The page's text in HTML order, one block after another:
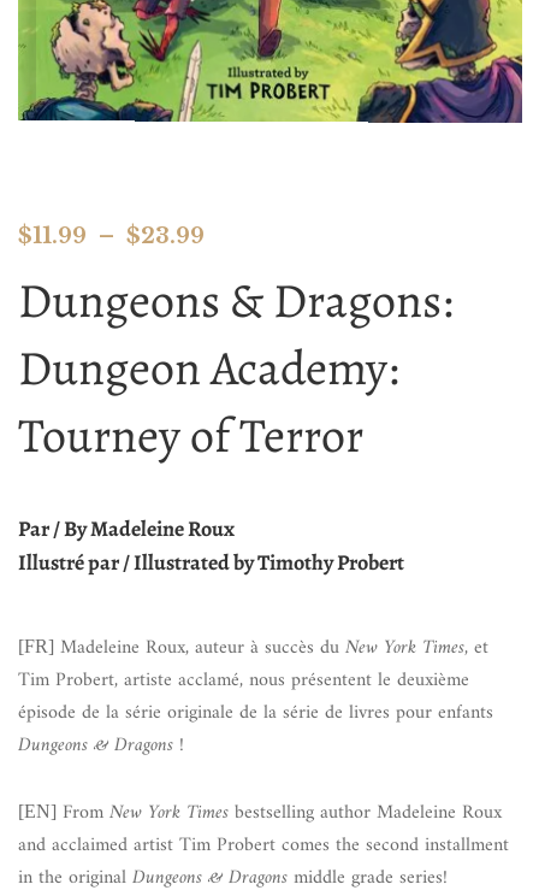
$11.99 – $23.99
Dungeons & Dragons:
Dungeon Academy:
Tourney of Terror
Par / By Madeleine Roux
Illustré par / Illustrated by Timothy Probert
[FR] Madeleine Roux, auteur à succès duNew York Times, et
Tim Probert, artiste acclamé, nous présentent le deuxième
épisode de la série originale de la série de livres pour enfants
Dungeons & Dragons !
[EN] FromNew York Timesbestselling author Madeleine Roux
and acclaimed artist Tim Probert comes the second installment
in the originalDungeons & Dragonsmiddle grade series!